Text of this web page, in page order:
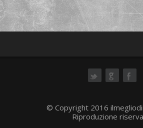
© Copyright 2016
Riproduzione